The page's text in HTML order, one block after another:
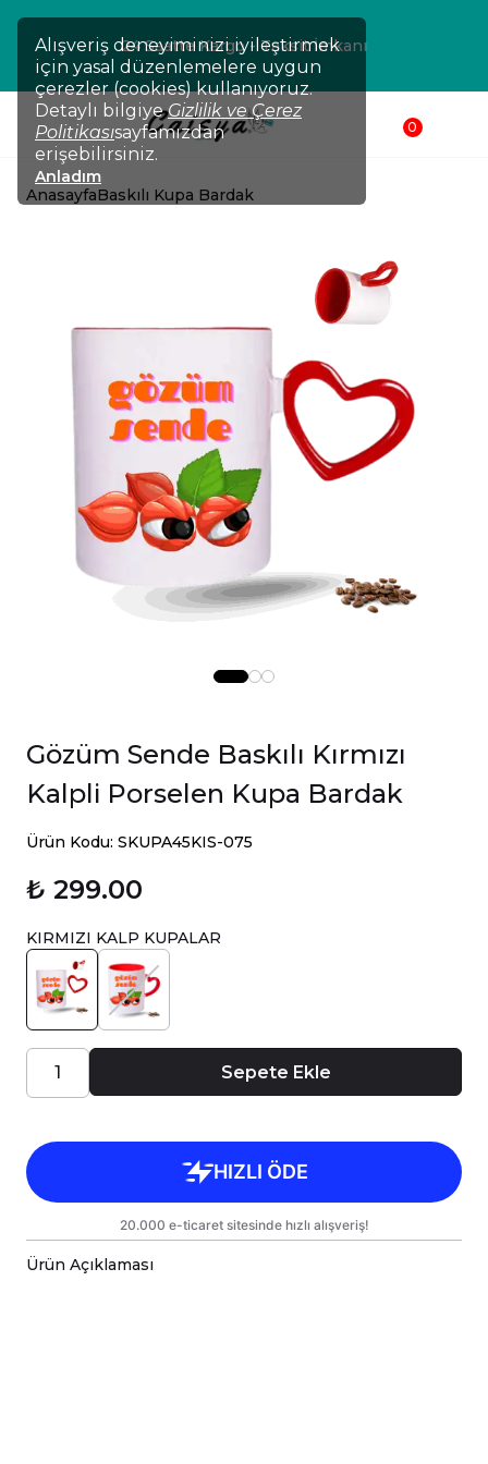
Alışveriş deneyiminizi iyileştirmek
için yasal düzenlemelere uygun
çerezler (cookies) kullanıyoruz.
Detaylı bilgiye Gizlilik ve Çerez
Politikasısayfamızdan
erişebilirsiniz.
Anladım
24 Saatte Kargo - Taksit İmkanı
0
AnasayfaBaskılı Kupa Bardak
Gözüm Sende Baskılı Kırmızı
Kalpli Porselen Kupa Bardak
Ürün Kodu: SKUPA45KIS-075
₺ 299.00
KIRMIZI KALP KUPALAR
Sepete Ekle
Ürün Açıklaması